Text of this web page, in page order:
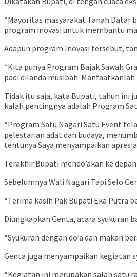
“Mayoritas masyarakat Tanah Datar
program inovasi untuk membantu
Adapun program Inovasi tersebut,
“Kita punya Program Bajak Sawah
padi dilanda musibah.
Tidak itu saja, kata Bupati, tahun ini
kalah pentingnya adalah Program
“Program Satu Nagari Satu Event
pelestarian adat dan budaya,
tentunya Saya menyampaikan
Terakhir Bupati mendo’akan ke
Sebelumnya Wali Nagari Tapi Selo
“Terima kasih Pak Bupati Eka Putra
Diungkapkan Genta, acara syukuran
“Syukuran dengan do’a dan makan
Genta juga menyampaikan kegiatan
“Kegiatan ini merupakan salah satu